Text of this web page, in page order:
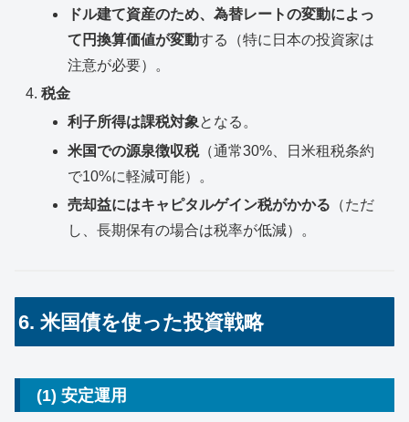
ドル建て資産のため、為替レートの変動によっ
て円換算価値が変動する（特に日本の投資家は
注意が必要）。
税金
利子所得は課税対象となる。
米国での源泉徴収税（通常30%、日米租税条約
で10%に軽減可能）。
売却益にはキャピタルゲイン税がかかる （ただ
し、長期保有の場合は税率が低減）。
6. 米国債を使った投資戦略
(1) 安定運用